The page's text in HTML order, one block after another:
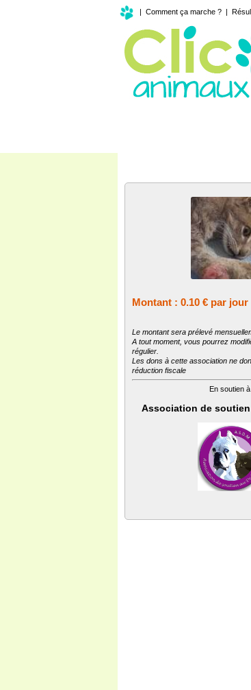
| Comment ça marche ? |
Montant : 0.10 € par jour
Le montant sera prélevé
A tout moment, vous pourrez
régulier.
Les dons à cette association ne
réduction fiscale
En soutien à
Association de